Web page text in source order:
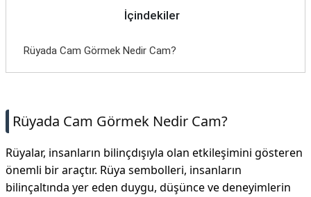
İçindekiler
Rüyada Cam Görmek Nedir Cam?
Rüyada Cam Görmek Nedir Cam?
Rüyalar, insanların bilinçdışıyla olan etkileşimini gösteren
önemli bir araçtır. Rüya sembolleri, insanların
bilinçaltında yer eden duygu, düşünce ve deneyimlerin